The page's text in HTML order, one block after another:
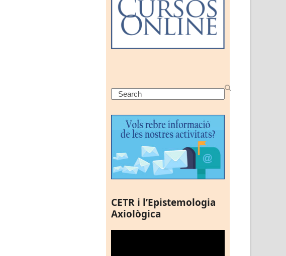
Search
CETR i l’Epistemologia
Axiològica